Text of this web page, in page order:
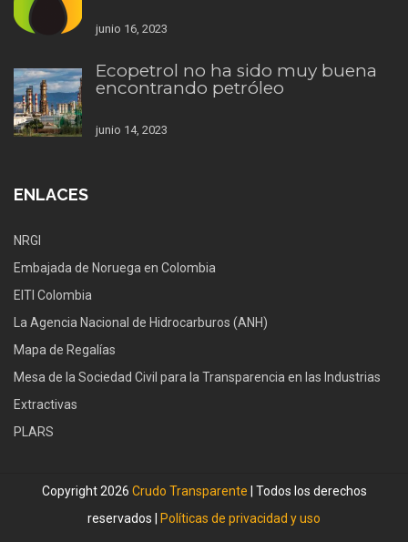
junio 16, 2023
Ecopetrol no ha sido muy buena
encontrando petróleo
junio 14, 2023
ENLACES
NRGI
Embajada de Noruega en Colombia
EITI Colombia
La Agencia Nacional de Hidrocarburos (ANH)
Mapa de Regalías
Mesa de la Sociedad Civil para la Transparencia en las Industrias
Extractivas
PLARS
Copyright 2026 Crudo Transparente | Todos los derechos
reservados |
Políticas de privacidad y uso